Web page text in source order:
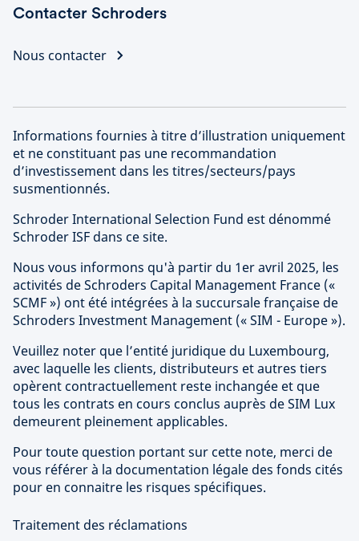
Contacter Schroders
Nous contacter
Informations fournies à titre d’illustration uniquement
et ne constituant pas une recommandation
d’investissement dans les titres/secteurs/pays
susmentionnés.
Schroder International Selection Fund est dénommé
Schroder ISF dans ce site.
Nous vous informons qu'à partir du 1er avril 2025, les
activités de Schroders Capital Management France («
SCMF ») ont été intégrées à la succursale française de
Schroders Investment Management (« SIM - Europe »).
Veuillez noter que l’entité juridique du Luxembourg,
avec laquelle les clients, distributeurs et autres tiers
opèrent contractuellement reste inchangée et que
tous les contrats en cours conclus auprès de SIM Lux
demeurent pleinement applicables.
Pour toute question portant sur cette note, merci de
vous référer à la documentation légale des fonds cités
pour en connaitre les risques spécifiques.
Traitement des réclamations